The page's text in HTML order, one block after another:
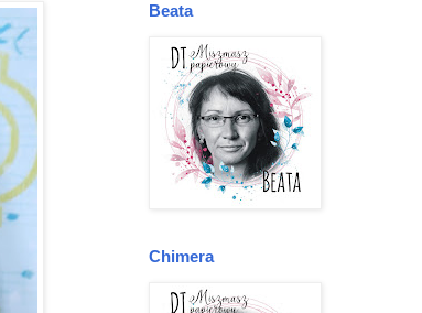
Beata
Chimera